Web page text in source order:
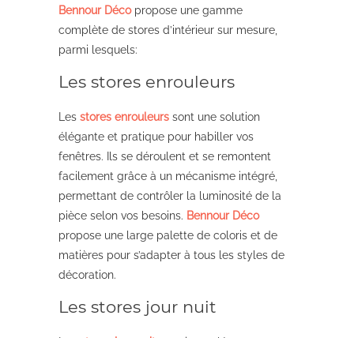
Bennour Décopropose une gamme
complète de stores d’intérieur sur mesure,
parmi lesquels:
Les stores enrouleurs
Les stores enrouleurs sont une solution
élégante et pratique pour habiller vos
fenêtres. Ils se déroulent et se remontent
facilement grâce à un mécanisme intégré,
permettant de contrôler la luminosité de la
pièce selon vos besoins. Bennour Déco
propose une large palette de coloris et de
matières pour s’adapter à tous les styles de
décoration.
Les stores jour nuit